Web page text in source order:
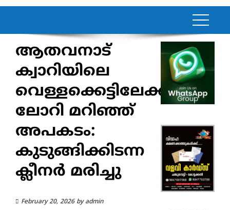
ആതവനാട്
ക്വാറിയിലെ
വെള്ളക്കെട്ടിലേക്ക്
ലോറി മറിഞ്ഞ്
അപകടം:
കുടുങ്ങിക്കിടന്ന
ക്ലീനർ മരിച്ചു
February 20, 2026by admin